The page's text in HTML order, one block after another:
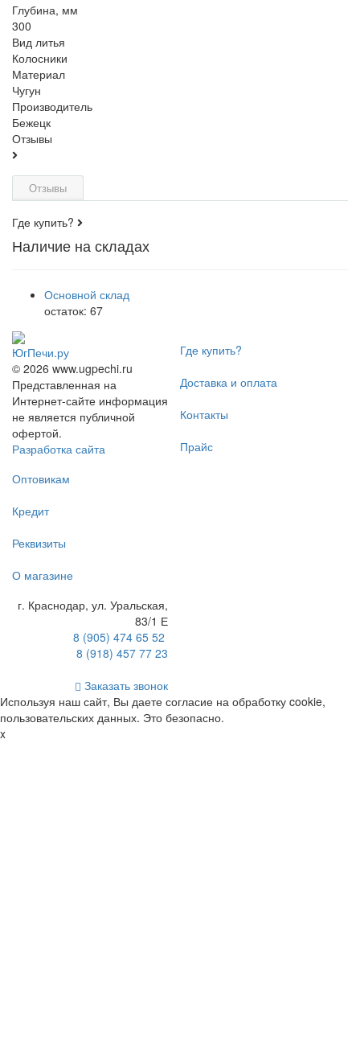
Глубина, мм
300
Вид литья
Колосники
Материал
Чугун
Производитель
Бежецк
Отзывы
Отзывы
Где купить?
Наличие на складах
Основной склад
остаток: 67
ЮгПечи.ру
© 2026 www.ugpechi.ru
Представленная на
Интернет-сайте информация
не является публичной
офертой.
Разработка сайта
Где купить?
Доставка и оплата
Контакты
Прайс
Оптовикам
Кредит
Реквизиты
О магазине
г. Краснодар, ул. Уральская,
83/1 Е
8 (905) 474 65 52
8 (918) 457 77 23
Заказать звонок
Используя наш сайт, Вы даете согласие на обработку cookie,
пользовательских данных. Это безопасно.
x